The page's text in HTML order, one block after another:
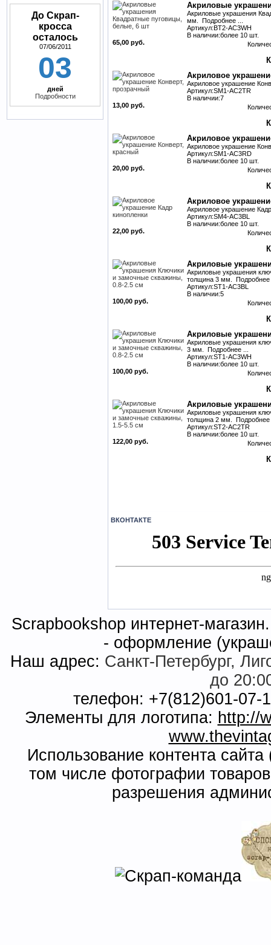
До Скрап-
кросса
осталось
07/06/2011
03
дней
Подробности
Акриловые
Акриловые украшения
мм. Подробнее ...
Артикул:BT2-AC3WH
В наличии:более 10 шт.
65,00 руб.
Акриловое
Акриловое украшение
Артикул:SM1-AC2TR
В наличии:7
13,00 руб.
Акриловое
Акриловое украшение
Артикул:SM1-AC3RD
В наличии:более 10 шт.
20,00 руб.
Акриловое
Акриловое украшение
Артикул:SM4-AC3BL
В наличии:более 10 шт.
22,00 руб.
Акриловые
Акриловые украшения
толщина 3 мм. Подробнее
Артикул:ST1-AC3BL
В наличии:5
100,00 руб.
Акриловые
Акриловые украшения
3 мм. Подробнее ...
Артикул:ST1-AC3WH
В наличии:более 10 шт.
100,00 руб.
Акриловые
Акриловые украшения
толщина 2 мм. Подробнее
Артикул:ST2-AC2TR
В наличии:более 10 шт.
122,00 руб.
ВКОНТАКТЕ
Scrapbookshop интернет-
- оформление
Наш адрес: Санкт-Петербург,
до
телефон: +7(812)601-07-
Элементы для логотипа: http://
Использование контента
том числе фотографии
разрешения